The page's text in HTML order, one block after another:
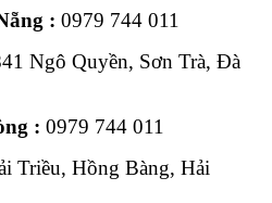
: 0979 744 011
Sơn Trà, Đà
: 0979 744 011
Bàng, Hải